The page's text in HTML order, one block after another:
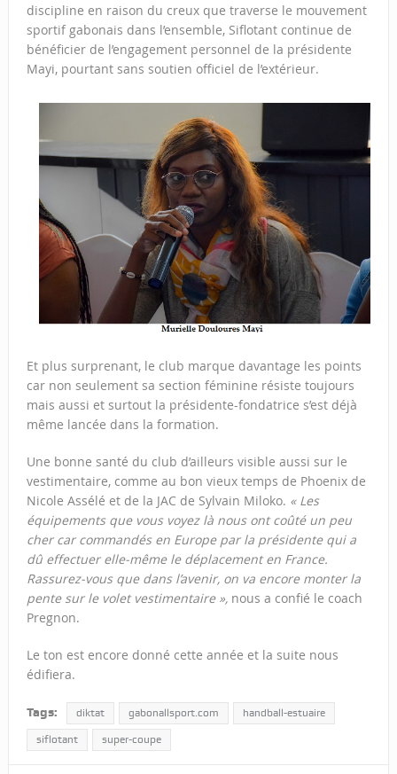
discipline en raison du creux que traverse le mouvement
sportif gabonais dans l’ensemble, Siflotant continue de
bénéficier de l’engagement personnel de la présidente
Mayi, pourtant sans soutien officiel de l’extérieur.
Et plus surprenant, le club marque davantage les points
car non seulement sa section féminine résiste toujours
mais aussi et surtout la présidente-fondatrice s’est déjà
même lancée dans la formation.
Une bonne santé du club d’ailleurs visible aussi sur le
vestimentaire, comme au bon vieux temps de Phoenix de
Nicole Assélé et de la JAC de Sylvain Miloko. « Les
équipements que vous voyez là nous ont coûté un peu
cher car commandés en Europe par la présidente qui a
dû effectuer elle-même le déplacement en France.
Rassurez-vous que dans l’avenir, on va encore monter la
pente sur le volet vestimentaire »,nous a confié le coach
Pregnon.
Le ton est encore donné cette année et la suite nous
édifiera.
Tags: diktat gabonallsport.com handball-estuaire
siflotant super-coupe